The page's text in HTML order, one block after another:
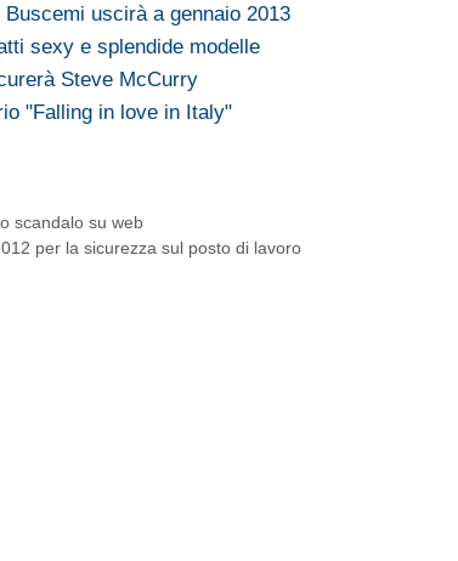
uscirà a gennaio 2013
sexy e splendide modelle
Steve McCurry
"Falling in love in Italy"
scandalo su web
per la sicurezza sul posto di lavoro